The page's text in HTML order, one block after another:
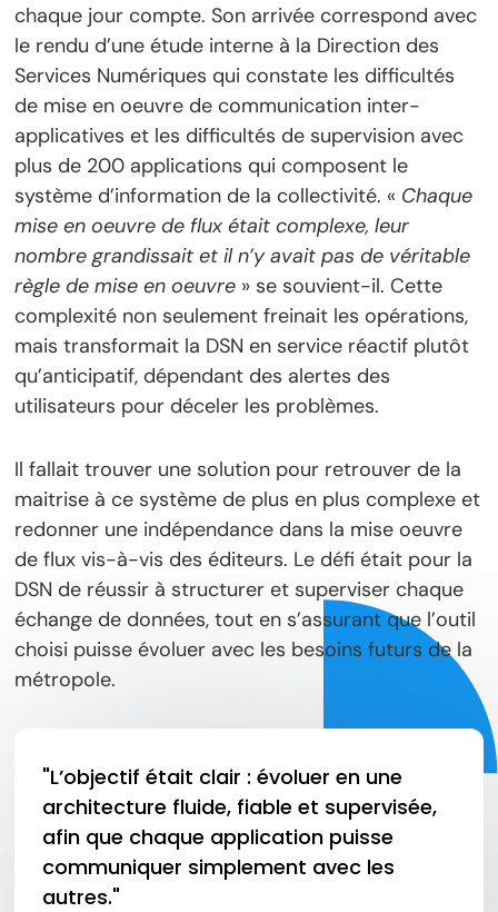
chaque jour compte. Son arrivée correspond avec
le rendu d’une étude interne à la Direction des
Services Numériques qui constate les difficultés
de mise en oeuvre de communication inter-
applicatives et les difficultés de supervision avec
plus de 200 applications qui composent le
système d’information de la collectivité. « Chaque
mise en oeuvre de flux était complexe, leur
nombre grandissait et il n’y avait pas de véritable
règle de mise en oeuvre » se souvient-il. Cette
complexité non seulement freinait les opérations,
mais transformait la DSN en service réactif plutôt
qu’anticipatif, dépendant des alertes des
utilisateurs pour déceler les problèmes.
Il fallait trouver une solution pour retrouver de la
maitrise à ce système de plus en plus complexe et
redonner une indépendance dans la mise oeuvre
de flux vis-à-vis des éditeurs. Le défi était pour la
DSN de réussir à structurer et superviser chaque
échange de données, tout en s’assurant que l’outil
choisi puisse évoluer avec les besoins futurs de la
métropole.
"L’objectif était clair : évoluer en une
architecture fluide, fiable et supervisée,
afin que chaque application puisse
communiquer simplement avec les
autres."